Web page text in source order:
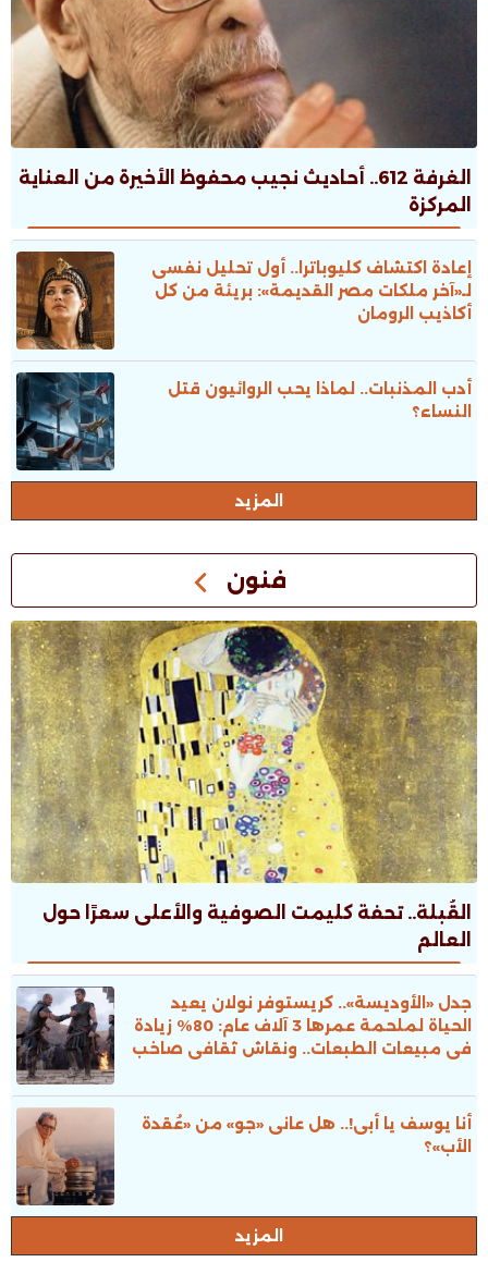
الغرفة 612.. أحاديث نجيب محفوظ الأخيرة من العناية
المركزة
إعادة اكتشاف كليوباترا.. أول تحليل نفسى
لـ«آخر ملكات مصر القديمة»: بريئة من كل
أكاذيب الرومان
أدب المذنبات.. لماذا يحب الروائيون قتل
النساء؟
المزيد
فنون
القُبلة.. تحفة كليمت الصوفية والأعلى سعرًا حول
العالم
جدل «الأوديسة».. كريستوفر نولان يعيد
الحياة لملحمة عمرها 3 آلاف عام: 80% زيادة
فى مبيعات الطبعات.. ونقاش ثقافى صاخب
أنا يوسف يا أبى!.. هل عانى «جو» من «عُقدة
الأب»؟
المزيد